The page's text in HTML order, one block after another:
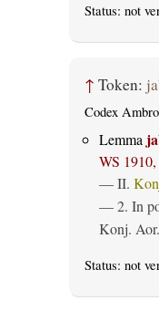
Status: not
↑ Token:
Codex
Lemma
WS 1910,
— II.
— 2. In
Konj.
Status: not